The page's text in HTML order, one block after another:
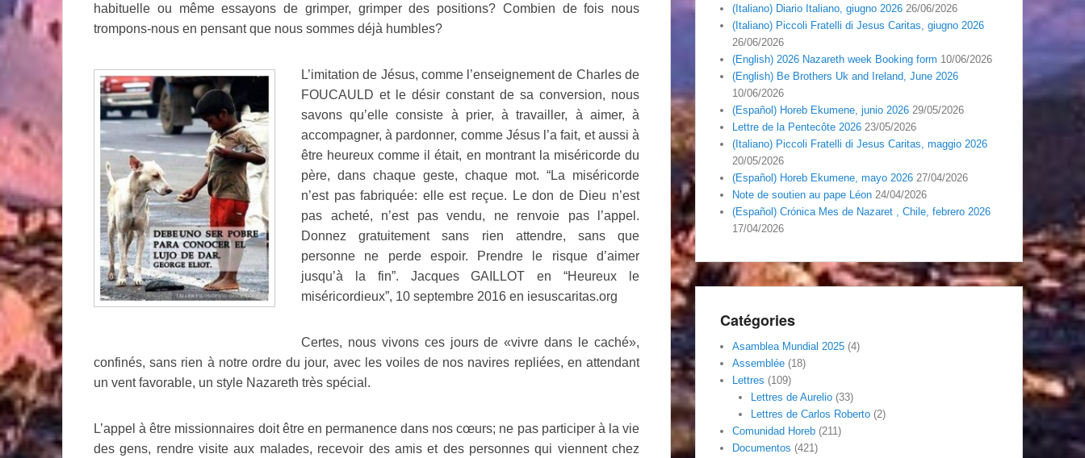
habituelle ou même essayons de grimper, grimper des positions? Combien de fois nous
trompons-nous en pensant que nous sommes déjà humbles?
L’imitation de Jésus, comme l’enseignement de Charles de
FOUCAULD et le désir constant de sa conversion, nous
savons qu’elle consiste à prier, à travailler, à aimer, à
accompagner, à pardonner, comme Jésus l’a fait, et aussi à
être heureux comme il était, en montrant la miséricorde du
père, dans chaque geste, chaque mot. “La miséricorde
n’est pas fabriquée: elle est reçue. Le don de Dieu n’est
pas acheté, n’est pas vendu, ne renvoie pas l’appel.
Donnez gratuitement sans rien attendre, sans que
personne ne perde espoir. Prendre le risque d’aimer
jusqu’à la fin”. Jacques GAILLOT en “Heureux le
miséricordieux”, 10 septembre 2016 en iesuscaritas.org
Certes, nous vivons ces jours de «vivre dans le caché»,
confinés, sans rien à notre ordre du jour, avec les voiles de nos navires repliées, en attendant
un vent favorable, un style Nazareth très spécial.
L’appel à être missionnaires doit être en permanence dans nos cœurs; ne pas participer à la vie
des gens, rendre visite aux malades, recevoir des amis et des personnes qui viennent chez
(Italiano) Diario Italiano, giugno 2026 26/06/2026
(Italiano) Piccoli Fratelli di Jesus Caritas, giugno 2026
26/06/2026
(English) 2026 Nazareth week Booking form 10/06/2026
(English) Be Brothers Uk and Ireland, June 2026
10/06/2026
(Español) Horeb Ekumene, junio 2026 29/05/2026
Lettre de la Pentecôte 2026 23/05/2026
(Italiano) Piccoli Fratelli di Jesus Caritas, maggio 2026
20/05/2026
(Español) Horeb Ekumene, mayo 2026 27/04/2026
Note de soutien au pape Léon 24/04/2026
(Español) Crónica Mes de Nazaret , Chile, febrero 2026
17/04/2026
Catégories
Asamblea Mundial 2025 (4)
Assemblée (18)
Lettres (109)
Lettres de Aurelio(33)
Lettres de Carlos Roberto(2)
Comunidad Horeb (211)
Documentos (421)